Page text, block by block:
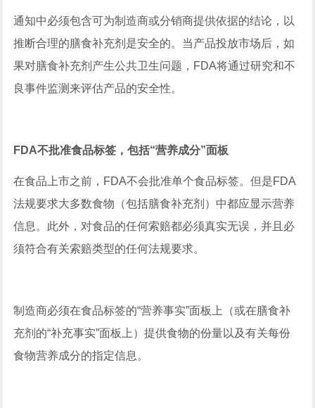
通知中必须包含可为制造商或分销商提供依据的结论，以
推断合理的膳食补充剂是安全的。当产品投放市场后，如
果对膳食补充剂产生公共卫生问题，FDA将通过研究和不
良事件监测来评估产品的安全性。
FDA不批准食品标签，包括“营养成分”面板
在食品上市之前，FDA不会批准单个食品标签。但是FDA
法规要求大多数食物（包括膳食补充剂）中都应显示营养
信息。此外，对食品的任何索赔都必须真实无误，并且必
须符合有关索赔类型的任何法规要求。
制造商必须在食品标签的“营养事实”面板上（或在膳食补
充剂的“补充事实”面板上）提供食物的份量以及有关每份
食物营养成分的指定信息。